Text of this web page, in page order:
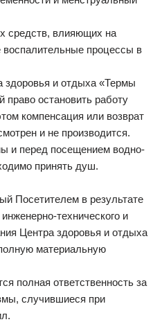
средств, влияющих на
процессы в
здоровья и отдыха «Термы
остановить работу
компенсация или возврат
и не производится.
и перед посещением водно-
принять душ.
Посетителем в результате
технического и
Центра здоровья и отдыха
материальную
полная ответственность за
случившиеся при